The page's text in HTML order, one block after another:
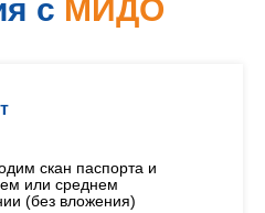
с МИДО
скан паспорта и
или среднем
(без вложения)